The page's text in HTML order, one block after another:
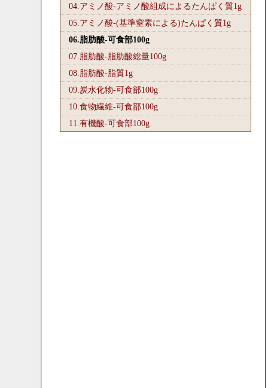
04.アミノ酸-アミノ酸組成によるたんぱく質1g
05.アミノ酸-(基準窒素による)たんぱく質1g
06.脂肪酸-可食部100g
07.脂肪酸-脂肪酸総量100g
08.脂肪酸-脂質1g
09.炭水化物-可食部100g
10.食物繊維-可食部100g
11.有機酸-可食部100g